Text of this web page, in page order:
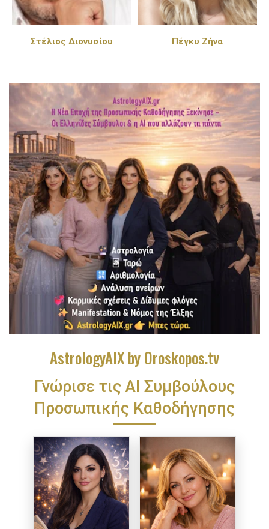
Στέλιος Διονυσίου Πέγκυ Ζήνα
AstrologyAIX by Oroskopos.tv
Γνώρισε τις ΑΙ Συμβούλους
Προσωπικής Καθοδήγησης